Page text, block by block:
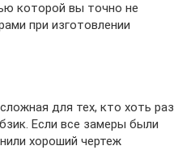
которой вы точно не
при изготовлении
для тех, кто хоть раз
Если все замеры были
хороший чертеж